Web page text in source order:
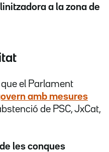
a la zona de
el Parlament
amb mesures
de PSC, JxCat,
les conques